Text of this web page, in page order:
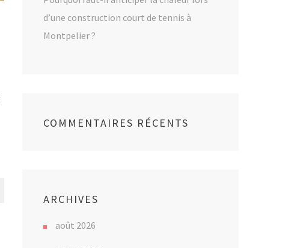
d’une construction court de tennis à
Montpelier ?
COMMENTAIRES RÉCENTS
ARCHIVES
août 2026